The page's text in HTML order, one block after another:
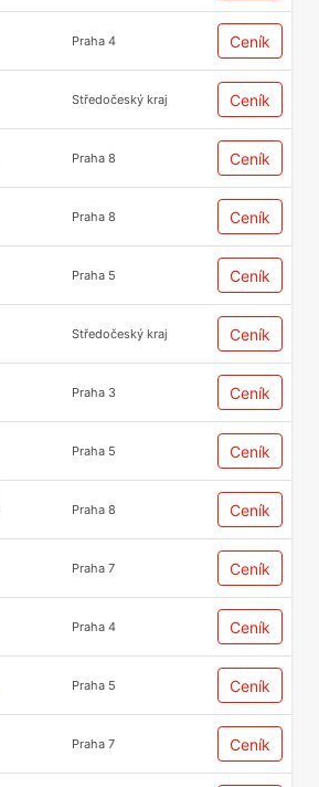
Praha 4 Ceník
Středočeský kraj Ceník
Praha 8 Ceník
Praha 8 Ceník
Praha 5 Ceník
Středočeský kraj Ceník
Praha 3 Ceník
Praha 5 Ceník
Praha 8 Ceník
Praha 7 Ceník
Praha 4 Ceník
Praha 5 Ceník
Praha 7 Ceník